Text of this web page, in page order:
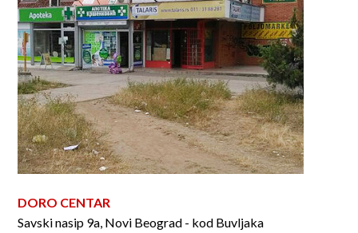
DORO CENTAR
Savski nasip 9a, Novi Beograd - kod Buvljaka